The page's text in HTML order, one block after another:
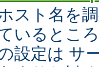
スト名を
いるとこ
設定は サ